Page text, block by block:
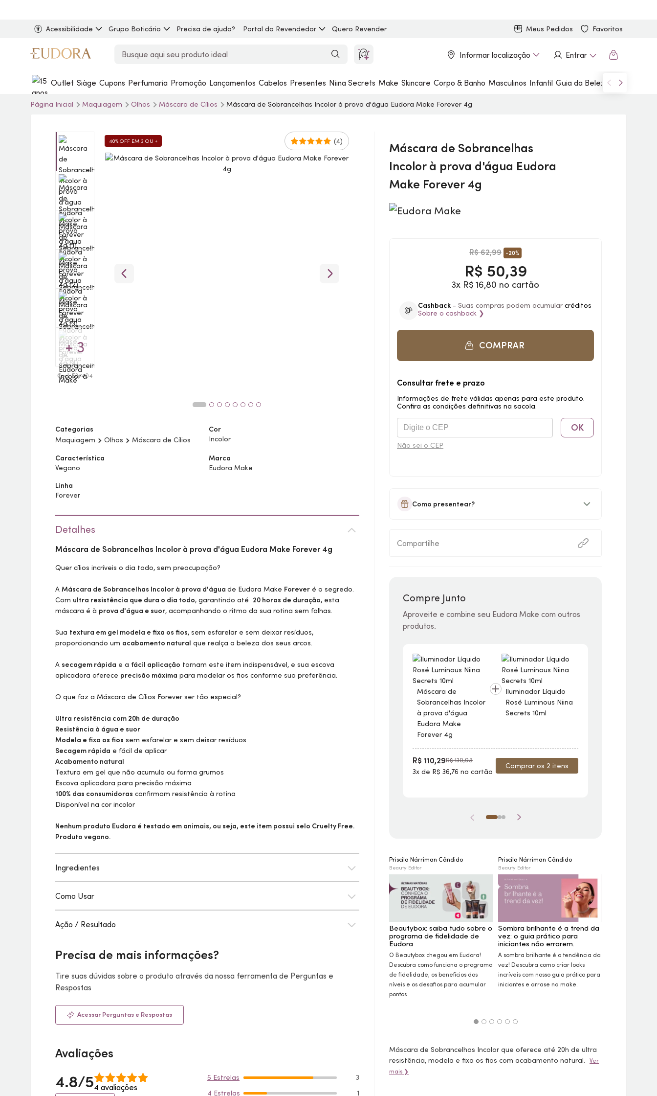
Acessibilidade Grupo Boticário Precisa de ajuda? Portal do Revendedor Quero Revender Meus Pedidos Favoritos
Informar localização Entrar
Outlet Siàge Cupons Perfumaria Promoção Lançamentos Cabelos Presentes Niina Secrets Make Skincare Corpo & Banho Masculinos Infantil Guia da Beleza Marcas
Página Inicial Maquiagem Olhos Máscara de Cílios Máscara de Sobrancelhas Incolor à prova d'água Eudora Make Forever 4g
Máscara de Sobrancelhas
Incolor à prova d'água Eudora
Make Forever 4g
R$ 62,99 -20%
R$ 50,39
3x R$ 16,80 no cartão
Cashback - Suas compras podem acumular créditos
Sobre o cashback ❯
COMPRAR
Consultar frete e prazo
Informações de frete válidas apenas para este produto.
Confira as condições definitivas na sacola.
OK
Não sei o CEP
Como presentear?
Compartilhe
Compre Junto
Aproveite e combine seu Eudora Make com outros
produtos.
Máscara de
Sobrancelhas Incolor
à prova d'água
Eudora Make
Forever 4g
Iluminador Líquido
Rosé Luminous Niina
Secrets 10ml
R$ 130,98
R$ 110,29
3x de R$ 36,76 no cartão
Comprar os 2 itens
Priscila Nárriman Cândido
Beauty Editor
Beautybox: saiba tudo sobre o
programa de fidelidade de
Eudora
O Beautybox chegou em Eudora!
Descubra como funciona o programa
de fidelidade, os benefícios dos
níveis e os desafios para acumular
pontos
Priscila Nárriman Cândido
Beauty Editor
Sombra brilhante é a trend da
vez: o guia prático para
iniciantes não errarem.
A sombra brilhante é a tendência da
vez! Descubra como criar looks
incríveis com nosso guia prático para
iniciantes e arrase na make.
Máscara de Sobrancelhas Incolor que oferece até 20h de ultra
resistência, modela e fixa os fios com acabamento natural.
Ver
mais ❯
40% OFF EM 3 OU + (4)
+ 3
Cod:E87404
Categorias
Maquiagem
Olhos Máscara de Cílios
Cor
Incolor
Característica
Vegano
Marca
Eudora Make
Linha
Forever
Detalhes
Máscara de Sobrancelhas Incolor à prova d'água Eudora Make Forever 4g
Quer cílios incríveis o dia todo, sem preocupação?
A Máscara de Sobrancelhas Incolor à prova d'água de Eudora Make Forever é o segredo.
Com ultra resistência que dura o dia todo, garantindo até 20 horas de duração, esta
máscara é à prova d'água e suor, acompanhando o ritmo da sua rotina sem falhas.
Sua textura em gel modela e fixa os fios, sem esfarelar e sem deixar resíduos,
proporcionando um acabamento natural que realça a beleza dos seus arcos.
A secagem rápida e a fácil aplicação tornam este item indispensável, e sua escova
aplicadora oferece precisão máxima para modelar os fios conforme sua preferência.
O que faz a Máscara de Cílios Forever ser tão especial?
Ultra resistência com 20h de duração
Resistência à água e suor
Modela e fixa os fios sem esfarelar e sem deixar resíduos
Secagem rápida e fácil de aplicar
Acabamento natural
Textura em gel que não acumula ou forma grumos
Escova aplicadora para precisão máxima
100% das consumidoras confirmam resistência à rotina
Disponível na cor incolor
Nenhum produto Eudora é testado em animais, ou seja, este item possui selo Cruelty Free.
Produto vegano.
Ingredientes
Como Usar
Ação / Resultado
Precisa de mais informações?
Tire suas dúvidas sobre o produto através da nossa ferramenta de Perguntas e
Respostas
Acessar Perguntas e Respostas
Avaliações
4.8/54 avaliações
5 Estrelas
3
4 Estrelas
1